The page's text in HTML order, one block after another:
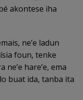
akontese iha
ne’e ladun
foun, tenke
hare’e, ema
buat ida, tanba ita